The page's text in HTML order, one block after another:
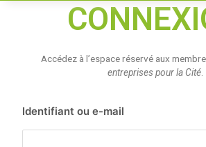
Accédez à l’espace réservé aux
entreprises pour la Cité.
Identifiant ou e-mail